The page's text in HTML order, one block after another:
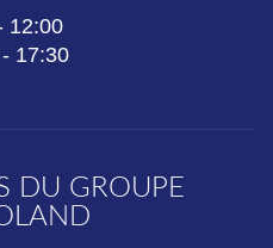
12:00
17:30
DU GROUPE